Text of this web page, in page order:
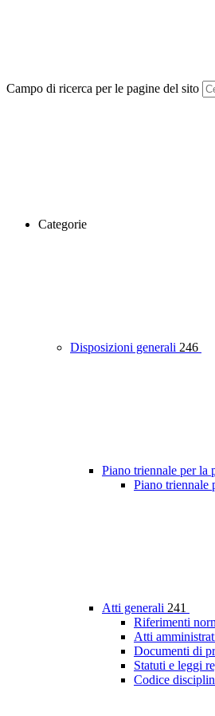
Campo di ricerca per le pagine del sito
Categorie
Disposizioni generali 246
Piano triennale per la
Piano triennale
Atti generali 241
Riferimenti
Atti
Documenti di
Statuti e leggi
Codice